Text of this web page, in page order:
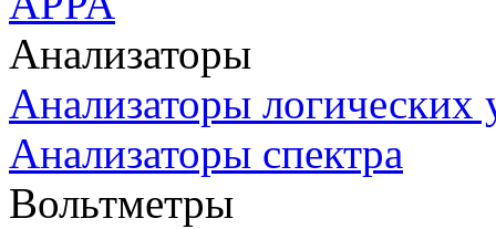
Анализаторы
Анализаторы логических
Анализаторы спектра
Вольтметры